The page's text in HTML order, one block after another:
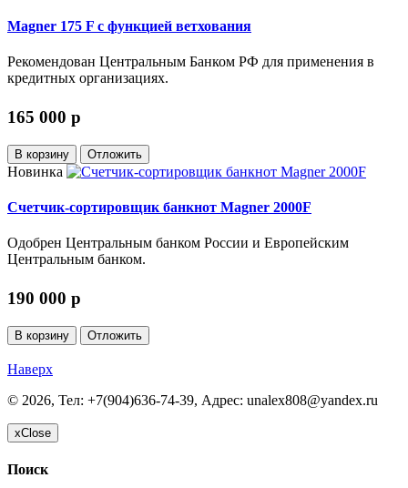
Magner 175 F с функцией ветхования
Рекомендован Центральным Банком РФ для применения в
кредитных организациях.
165 000 p
В корзину Отложить
Новинка
Счетчик-сортировщик банкнот Magner 2000F
Одобрен Центральным банком России и Европейским
Центральным банком.
190 000 p
В корзину Отложить
Наверх
© 2026, Тел: +7(904)636-74-39, Адрес: unalex808@yandex.ru
xClose
Поиск